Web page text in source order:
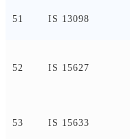
51 IS 13098
52 IS 15627
53 IS 15633